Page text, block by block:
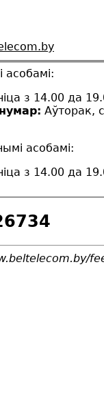
асобамі:
з 14.00 да
Аўторак,
асобамі:
з 14.00 да